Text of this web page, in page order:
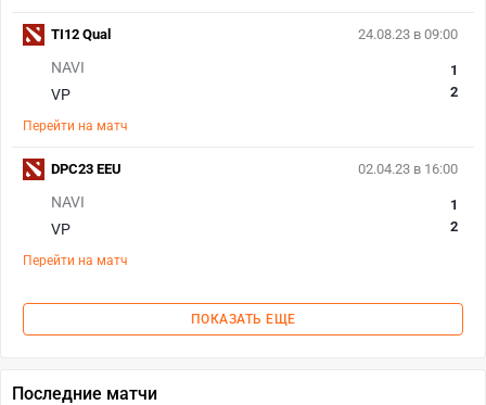
24.08.23 в 09:00
NAVI
VP
1
2
Перейти на матч
TI12 Qual
02.04.23 в 16:00
NAVI
VP
1
2
Перейти на матч
DPC23 EEU
ПОКАЗАТЬ ЕЩЕ
Последние матчи